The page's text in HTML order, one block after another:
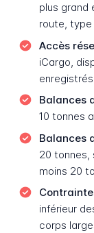
plus grand
route,
Accès
iCargo,
Balances
10 tonnes
Balances
20 tonnes,
moins 20
inférieur
corps